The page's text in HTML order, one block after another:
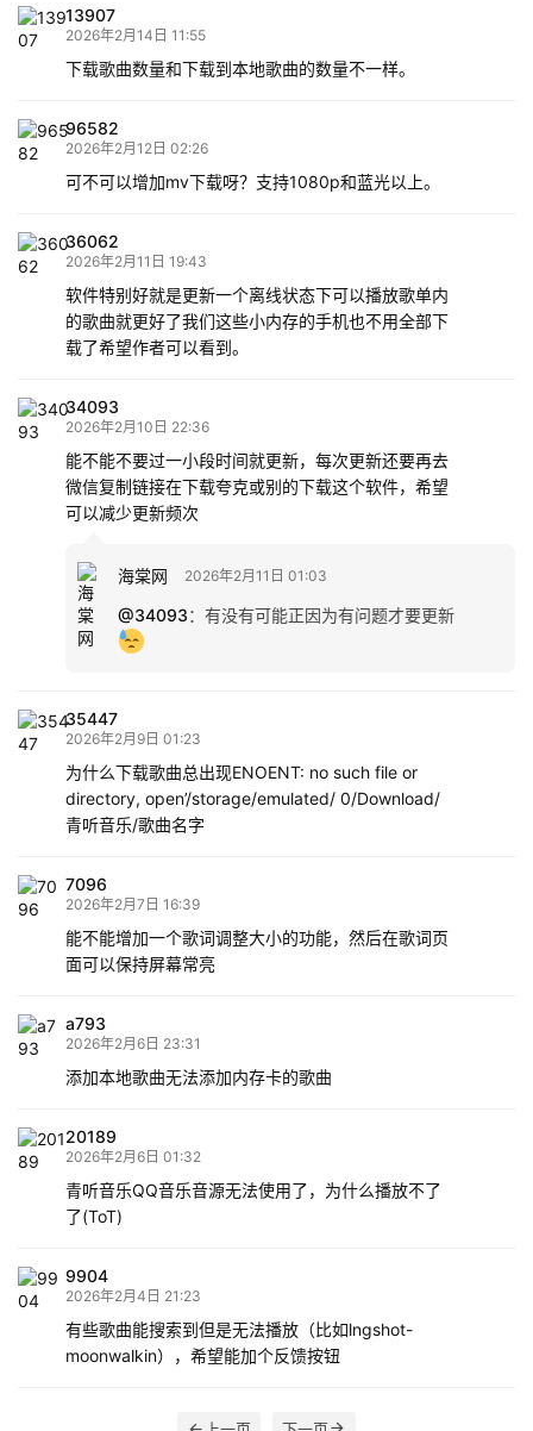
13907
2026年2月14日 11:55
下载歌曲数量和下载到本地歌曲的数量不一样。
96582
2026年2月12日 02:26
可不可以增加mv下载呀？支持1080p和蓝光以上。
36062
2026年2月11日 19:43
软件特别好就是更新一个离线状态下可以播放歌单内
的歌曲就更好了我们这些小内存的手机也不用全部下
载了希望作者可以看到。
34093
2026年2月10日 22:36
能不能不要过一小段时间就更新，每次更新还要再去
微信复制链接在下载夸克或别的下载这个软件，希望
可以减少更新频次
海棠网 2026年2月11日 01:03
@34093： 有没有可能正因为有问题才要更新
35447
2026年2月9日 01:23
为什么下载歌曲总出现ENOENT: no such file or
directory, open’/storage/emulated/ 0/Download/
青听音乐/歌曲名字
7096
2026年2月7日 16:39
能不能增加一个歌词调整大小的功能，然后在歌词页
面可以保持屏幕常亮
a793
2026年2月6日 23:31
添加本地歌曲无法添加内存卡的歌曲
20189
2026年2月6日 01:32
青听音乐QQ音乐音源无法使用了，为什么播放不了
了(ToT)
9904
2026年2月4日 21:23
有些歌曲能搜索到但是无法播放（比如lngshot-
moonwalkin），希望能加个反馈按钮